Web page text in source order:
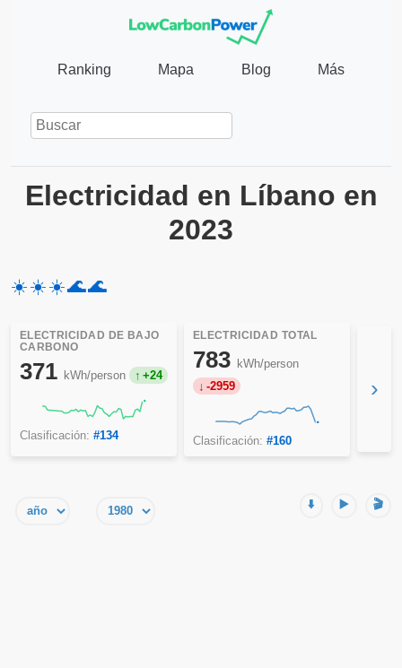
Ranking Mapa Blog Más
Electricidad en Líbano en
2023
☀️☀️☀️🌊🌊
ELECTRICIDAD DE BAJO
CARBONO
371 kWh/person +24
Clasificación: #134
ELECTRICIDAD TOTAL
783 kWh/person
-2959
Clasificación: #160
›
⬇️ ▶️ 🎬